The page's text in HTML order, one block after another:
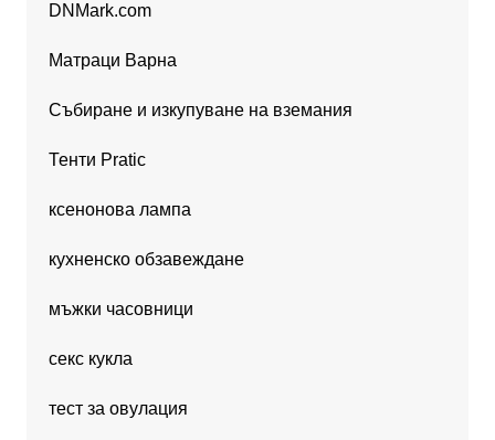
DNMark.com
Матраци Варна
Събиране и изкупуване на вземания
Тенти Pratic
ксенонова лампа
кухненско обзавеждане
мъжки часовници
секс кукла
тест за овулация